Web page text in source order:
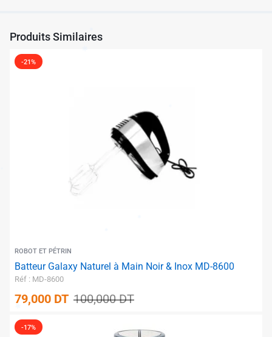
Produits Similaires
-21%
ROBOT ET PÉTRIN
Batteur Galaxy Naturel à Main Noir & Inox MD-8600
Réf : MD-8600
79,000 DT 100,000DT
-17%